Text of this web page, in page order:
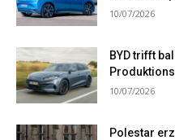
10/07/2026
BYD trifft
10/07/2026
Polestar